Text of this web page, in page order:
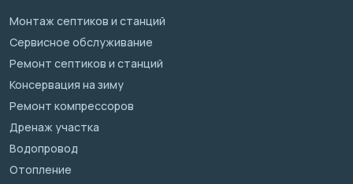
Монтаж септиков и станций
Сервисное обслуживание
Ремонт септиков и станций
Консервация на зиму
Ремонт компрессоров
Дренаж участка
Водопровод
Отопление